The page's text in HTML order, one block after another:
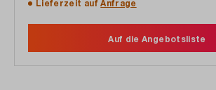
Lieferzeit aufAnfrage
Auf die Angebotsliste